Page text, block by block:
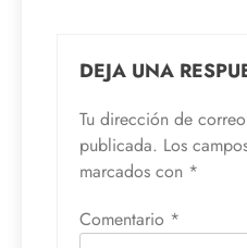
DEJA UNA
Tu dirección de
publicada. Los
marcados con *
Comentario *